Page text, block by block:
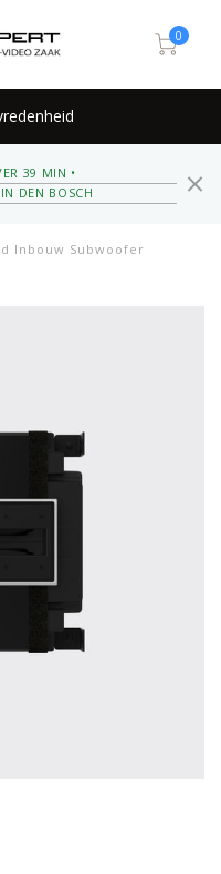
0
39 MIN •
DEN BOSCH
Inbouw Subwoofer